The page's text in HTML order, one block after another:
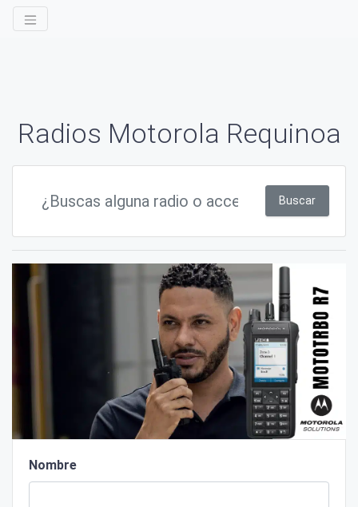
Radios Motorola Requinoa
Buscar
Nombre